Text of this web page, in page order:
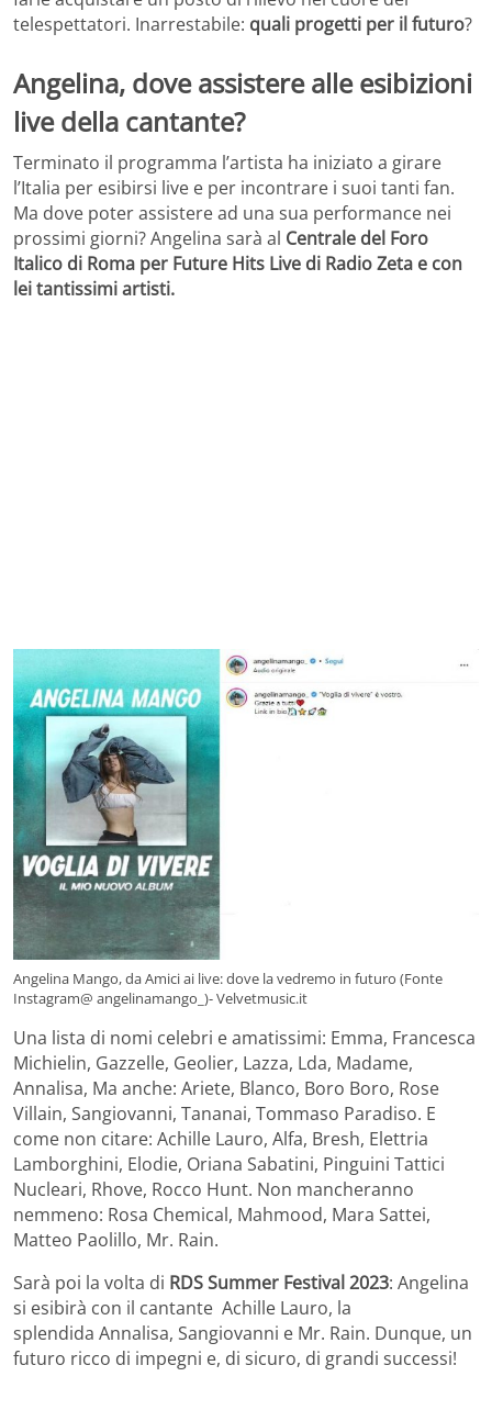
telespettatori. Inarrestabile: quali progetti per il futuro?
Angelina, dove assistere alle esibizioni
live della cantante?
Terminato il programma l’artista ha iniziato a girare
l’Italia per esibirsi live e per incontrare i suoi tanti fan.
Ma dove poter assistere ad una sua performance nei
prossimi giorni? Angelina sarà al Centrale del Foro
Italico di Roma per Future Hits Live di Radio Zeta e con
lei tantissimi artisti.
Angelina Mango, da Amici ai live: dove la vedremo in futuro (Fonte
Instagram@ angelinamango_)- Velvetmusic.it
Una lista di nomi celebri e amatissimi: Emma, Francesca
Michielin, Gazzelle, Geolier, Lazza, Lda, Madame,
Annalisa, Ma anche: Ariete, Blanco, Boro Boro, Rose
Villain, Sangiovanni, Tananai, Tommaso Paradiso. E
come non citare: Achille Lauro, Alfa, Bresh, Elettria
Lamborghini, Elodie, Oriana Sabatini, Pinguini Tattici
Nucleari, Rhove, Rocco Hunt. Non mancheranno
nemmeno: Rosa Chemical, Mahmood, Mara Sattei,
Matteo Paolillo, Mr. Rain.
Sarà poi la volta di RDS Summer Festival 2023: Angelina
si esibirà con il cantante Achille Lauro, la
splendida Annalisa, Sangiovanni e Mr. Rain. Dunque, un
futuro ricco di impegni e, di sicuro, di grandi successi!